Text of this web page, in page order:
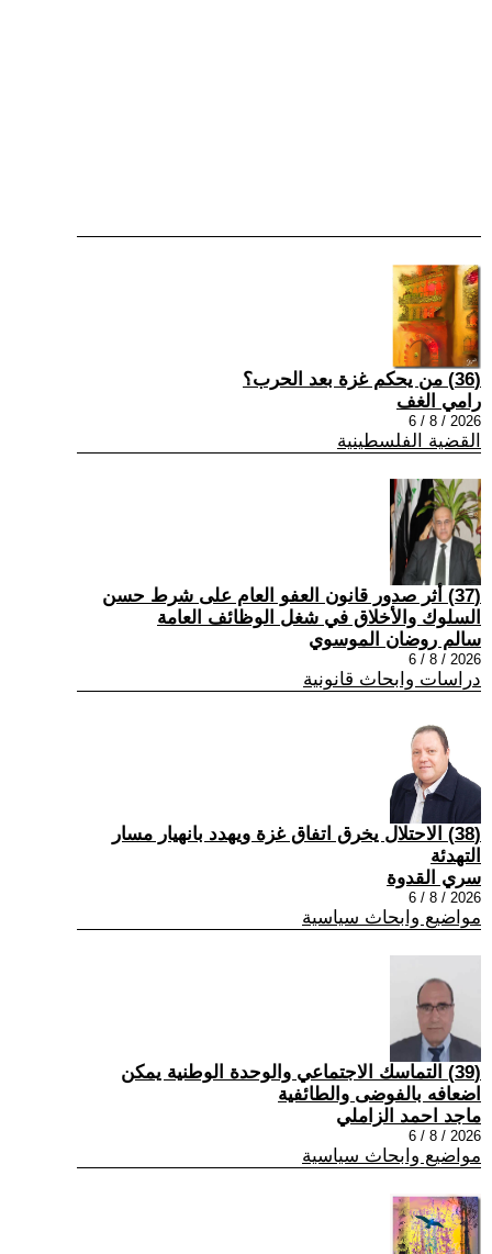
(36) من يحكم غزة بعد الحرب؟
رامي الغف
2026 / 8 / 6
القضية الفلسطينية
(37) أثر صدور قانون العفو العام على شرط حسن
السلوك والأخلاق في شغل الوظائف العامة
سالم روضان الموسوي
2026 / 8 / 6
دراسات وابحاث قانونية
(38) الاحتلال يخرق اتفاق غزة ويهدد بانهيار مسار
التهدئة
سري القدوة
2026 / 8 / 6
مواضيع وابحاث سياسية
(39) التماسك الاجتماعي والوحدة الوطنية يمكن
اضعافه بالفوضى والطائفية
ماجد احمد الزاملي
2026 / 8 / 6
مواضيع وابحاث سياسية